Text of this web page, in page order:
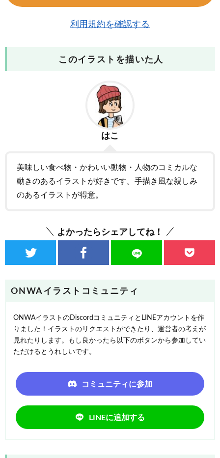
利用規約を確認する
このイラストを描いた人
はこ
美味しい食べ物・かわいい動物・人物のコミカルな
動きのあるイラストが好きです。手描き風な親しみ
のあるイラストが得意。
よかったらシェアしてね！
ONWAイラストコミュニティ
ONWAイラストのDiscordコミュニティとLINEアカウントを作
りました！イラストのリクエストができたり、運営者の考えが
見れたりします。もし良かったら以下のボタンから参加してい
ただけるとうれしいです。
コミュニティに参加
LINEに追加する